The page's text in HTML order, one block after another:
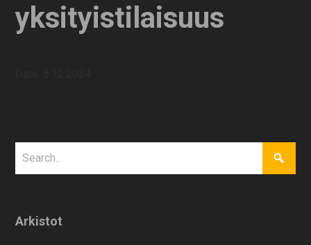
yksityistilaisuus
Arkistot